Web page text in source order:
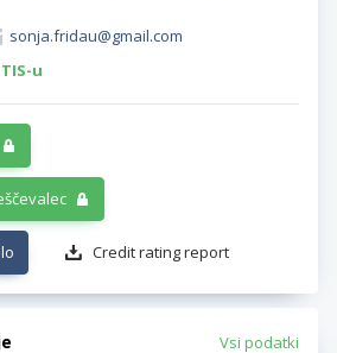
sonja.fridau@gmail.com
u
Credit rating report
Vsi podatki